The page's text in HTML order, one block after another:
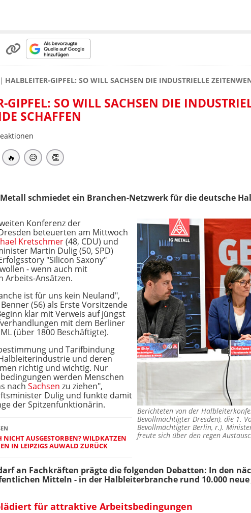
HALBLEITER-GIPFEL: SO WILL SACHSEN DIE INDUSTRIELLE
GIPFEL: SO WILL SACHSEN DIE
SCHAFFEN
🔥 😥 👏
Metall schmiedet ein Branchen-Netzwerk für die deutsche
Berichteten von der
Bevollmächtigter Dresden), die 1.
Bevollmächtigter Berlin, r.).
freute sich über den regen
Konferenz der
beteuerten am Mittwoch
Kretschmer(48, CDU) und
Martin Dulig (50, SPD)
"Silicon Saxony"
- wenn auch mit
Arbeits-Ansätzen.
ist für uns kein Neuland",
(56) als Erste Vorsitzende
klar mit Verweis auf jüngst
mit dem Berliner
(über 1800 Beschäftigte).
und Tarifbindung
und deren
richtig und wichtig. Nur
werden Menschen
nach Sachsen zu ziehen",
Dulig und funkte damit
der Spitzenfunktionärin.
NICHT AUSGESTORBEN? WILDKATZEN
IN LEIPZIGS AUWALD ZURÜCK
an Fachkräften prägte die folgenden Debatten: In den
Mitteln - in der Halbleiterbranche rund 10.000 neue
für attraktive Arbeitsbedingungen